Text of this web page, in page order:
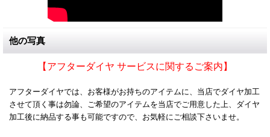
他の写真
【アフターダイヤ サービスに関するご案内】
アフターダイヤでは、お客様がお持ちのアイテムに、当店でダイヤ加工
させて頂く事は勿論、ご希望のアイテムを当店でご用意した上、ダイヤ
加工後に納品する事も可能ですので、お気軽にご相談下さいませ。